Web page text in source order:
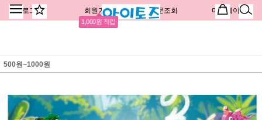
로그인 회원가입
1,000원 적립
주문조회 마이페이지
500원~1000원